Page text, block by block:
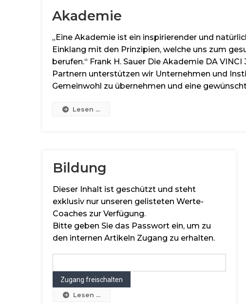
Akademie
„Eine Akademie ist ein inspirierender und
Einklang mit den Prinzipien, welche uns zum
berufen.“ Frank H. Sauer Die Akademie DA
Partnern unterstützen wir Unternehmen und
Gemeinwohl zu übernehmen und eine
Lesen ...
Bildung
Dieser Inhalt ist geschützt und steht
exklusiv nur unseren gelisteten Werte-
Coaches zur Verfügung.
Bitte geben Sie das Passwort ein, um zu
den internen Artikeln Zugang zu erhalten.
Lesen ...